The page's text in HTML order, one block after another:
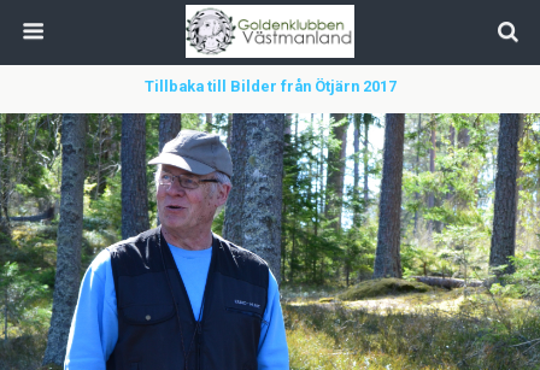
Tillbaka till Bilder från Ötjärn 2017